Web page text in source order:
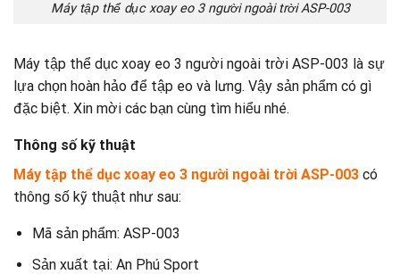
Máy tập thể dục xoay eo 3 người ngoài trời ASP-003
Máy tập thể dục xoay eo 3 người ngoài trời ASP-003 là sự
lựa chọn hoàn hảo để tập eo và lưng. Vậy sản phẩm có gì
đặc biệt. Xin mời các bạn cùng tìm hiểu nhé.
Thông số kỹ thuật
Máy tập thể dục xoay eo 3 người ngoài trời ASP-003 có
thông số kỹ thuật như sau:
Mã sản phẩm: ASP-003
Sản xuất tại: An Phú Sport